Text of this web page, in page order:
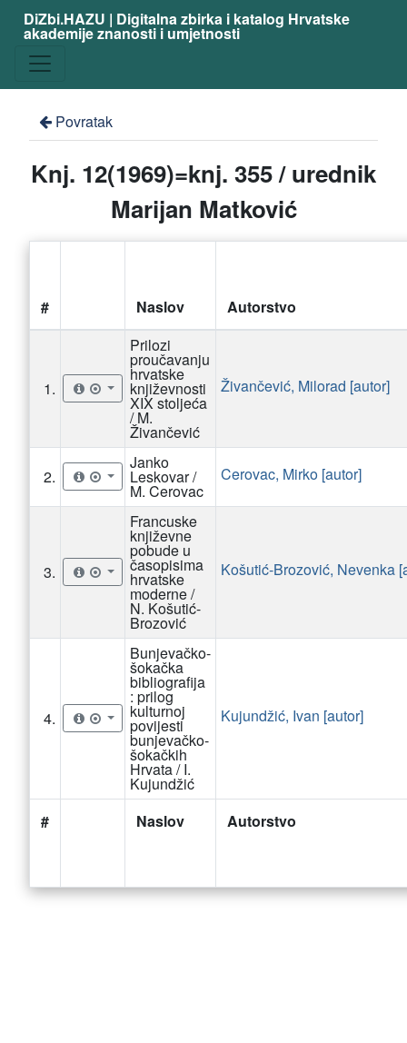
DiZbi.HAZU | Digitalna zbirka i katalog Hrvatske
akademije znanosti i umjetnosti
Povratak
Knj. 12(1969)=knj. 355 / urednik
Marijan Matković
# Naslov Autorstvo
# Naslov Autorstvo
1.
Prilozi
proučavanju
hrvatske
književnosti
XIX stoljeća
/ M.
Živančević
Živančević, Milorad [autor]
2.
Janko
Leskovar /
M. Cerovac
Cerovac, Mirko [autor]
3.
Francuske
književne
pobude u
časopisima
hrvatske
moderne /
N. Košutić-
Brozović
Košutić-Brozović, Nevenka
4.
Bunjevačko-
šokačka
bibliografija
: prilog
kulturnoj
povijesti
bunjevačko-
šokačkih
Hrvata / I.
Kujundžić
Kujundžić, Ivan [autor]